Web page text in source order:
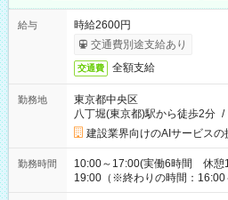
給与
時給2600円
交通費別途支給あり
交通費 全額支給
勤務地
東京都中央区
八丁堀(東京都)駅から徒歩2分 /
建設業界向けのAIサービスの
勤務時間
10:00～17:00(実働6時間 休憩
19:00（※終わりの時間：16:00